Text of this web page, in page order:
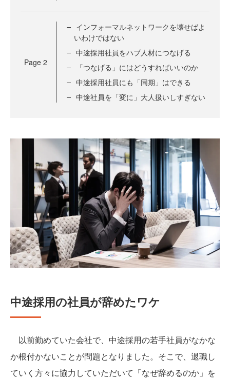
Page 2
インフォーマルネットワークを壊せばよ
いわけではない
中途採用社員をハブ人材につなげる
「つなげる」にはどうすればいいのか
中途採用社員にも「同期」はできる
中途社員を「変に」大人扱いしすぎない
中途採用の社員が辞めたワケ
以前勤めていた会社で、中途採用の若手社員がなかな
か根付かないことが問題となりました。そこで、退職し
ていく方々に協力していただいて「なぜ辞めるのか」を